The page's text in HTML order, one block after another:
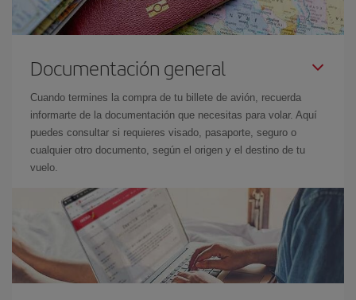
Documentación general
Cuando termines la compra de tu billete de avión, recuerda
informarte de la documentación que necesitas para volar. Aquí
puedes consultar si requieres visado, pasaporte, seguro o
cualquier otro documento, según el origen y el destino de tu
vuelo.